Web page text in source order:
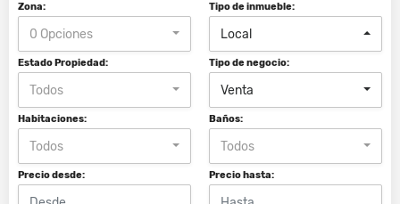
Zona:
0 Opciones
Tipo de inmueble:
Local
Estado Propiedad:
Todos
Tipo de negocio:
Venta
Habitaciones:
Todos
Baños:
Todos
Precio desde: Precio hasta: